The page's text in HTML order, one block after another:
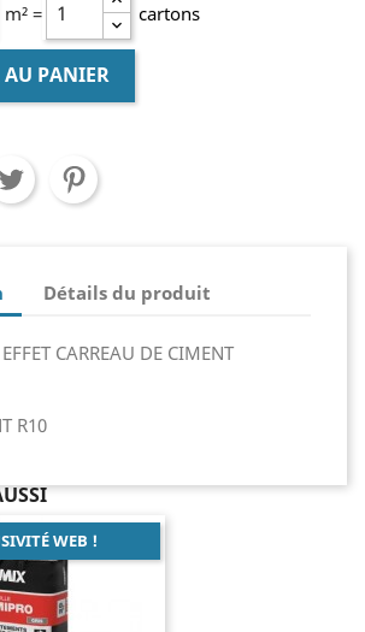
m² = cartons
AU PANIER
Détails du produit
CARREAU DE CIMENT
R10
WEB !